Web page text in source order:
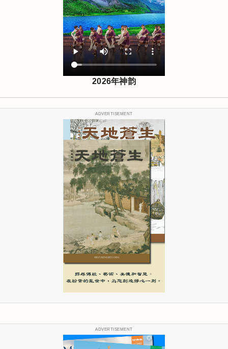
2026年神韵
ADVERTISEMENT
ADVERTISEMENT